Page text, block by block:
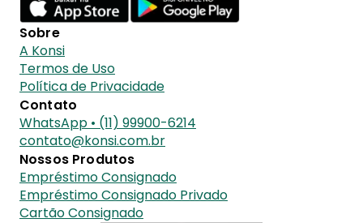
Sobre
A Konsi
Termos de Uso
Política de Privacidade
Contato
WhatsApp • (11) 99900-6214
contato@konsi.com.br
Nossos Produtos
Empréstimo Consignado
Empréstimo Consignado Privado
Cartão Consignado